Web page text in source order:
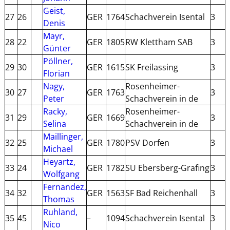
27 26
Geist,
Denis
GER 1764Schachverein Isental 3
28 22
Mayr,
Günter
GER 1805RW Klettham SAB 3
29 30
Pöllner,
Florian
GER 1615SK Freilassing 3
30 27
Nagy,
Peter
GER 1763
Rosenheimer-
Schachverein in de
3
31 29
Racky,
Selina
GER 1669
Rosenheimer-
Schachverein in de
3
32 25
Maillinger,
Michael
GER 1780PSV Dorfen 3
33 24
Heyartz,
Wolfgang
GER 1782SU Ebersberg-Grafing3
34 32
Fernandez,
Thomas
GER 1563SF Bad Reichenhall 3
35 45
Ruhland,
Nico
– 1094Schachverein Isental 3